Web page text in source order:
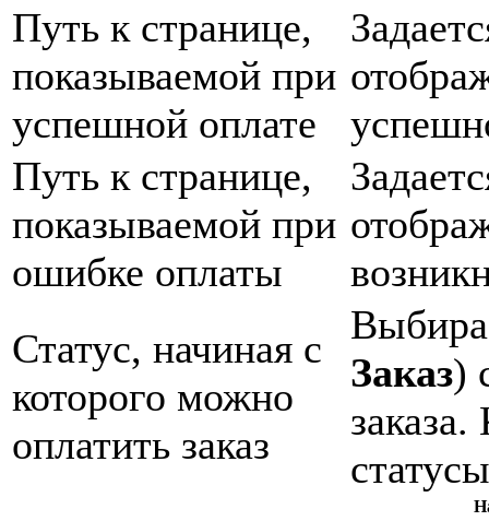
Путь к странице,
показываемой при
успешной оплате
Путь к странице,
показываемой при
ошибке оплаты
Статус, начиная с
которого можно
оплатить заказ
Заказ)